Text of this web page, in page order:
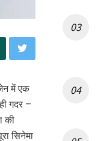
में एक
गदर –
की
सिनेमा